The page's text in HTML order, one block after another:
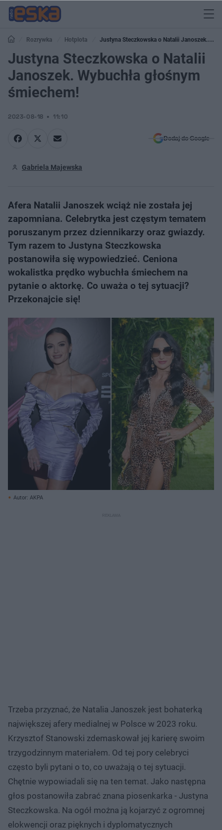
Rozrywka Hotplota
Justyna Steczkowska o Natalii Janoszek.
Wybuchła głośnym śmiechem!
Justyna Steczkowska o Natalii
Janoszek. Wybuchła głośnym
śmiechem!
2023-08-18 11:10
Dodaj do Google
Gabriela Majewska
Afera Natalii Janoszek wciąż nie została jej
zapomniana. Celebrytka jest częstym tematem
poruszanym przez dziennikarzy oraz gwiazdy.
Tym razem to Justyna Steczkowska
postanowiła się wypowiedzieć. Ceniona
wokalistka prędko wybuchła śmiechem na
pytanie o aktorkę. Co uważa o tej sytuacji?
Przekonajcie się!
Autor: AKPA
Trzeba przyznać, że Natalia Janoszek jest bohaterką
największej afery medialnej w Polsce w 2023 roku.
Krzysztof Stanowski zdemaskował jej karierę swoim
trzygodzinnym materiałem. Od tej pory celebryci
często byli pytani o to, co uważają o tej sytuacji.
Chętnie wypowiadali się na ten temat. Jako następna
głos postanowiła zabrać znana piosenkarka - Justyna
Steczkowska. Na ogół można ją kojarzyć z ogromnej
elokwencji oraz pięknych i dyplomatycznych